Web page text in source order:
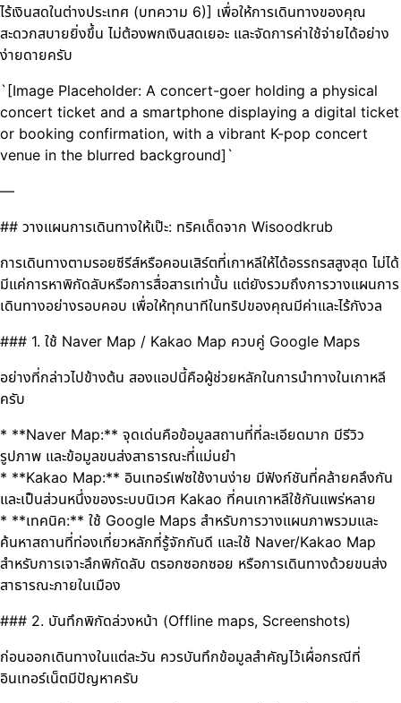
ไร้เงินสดในต่างประเทศ (บทความ 6)] เพื่อให้การเดินทางของคุณ
สะดวกสบายยิ่งขึ้น ไม่ต้องพกเงินสดเยอะ และจัดการค่าใช้จ่ายได้อย่าง
ง่ายดายครับ
`[Image Placeholder: A concert-goer holding a physical
concert ticket and a smartphone displaying a digital ticket
or booking confirmation, with a vibrant K-pop concert
venue in the blurred background]`
—
## วางแผนการเดินทางให้เป๊ะ: ทริคเด็ดจาก Wisoodkrub
การเดินทางตามรอยซีรีส์หรือคอนเสิร์ตที่เกาหลีให้ได้อรรถรสสูงสุด ไม่ได้
มีแค่การหาพิกัดลับหรือการสื่อสารเท่านั้น แต่ยังรวมถึงการวางแผนการ
เดินทางอย่างรอบคอบ เพื่อให้ทุกนาทีในทริปของคุณมีค่าและไร้กังวล
### 1. ใช้ Naver Map / Kakao Map ควบคู่ Google Maps
อย่างที่กล่าวไปข้างต้น สองแอปนี้คือผู้ช่วยหลักในการนำทางในเกาหลี
ครับ
* **Naver Map:** จุดเด่นคือข้อมูลสถานที่ที่ละเอียดมาก มีรีวิว
รูปภาพ และข้อมูลขนส่งสาธารณะที่แม่นยำ
* **Kakao Map:** อินเทอร์เฟซใช้งานง่าย มีฟังก์ชันที่คล้ายคลึงกัน
และเป็นส่วนหนึ่งของระบบนิเวศ Kakao ที่คนเกาหลีใช้กันแพร่หลาย
* **เทคนิค:** ใช้ Google Maps สำหรับการวางแผนภาพรวมและ
ค้นหาสถานที่ท่องเที่ยวหลักที่รู้จักกันดี และใช้ Naver/Kakao Map
สำหรับการเจาะลึกพิกัดลับ ตรอกซอกซอย หรือการเดินทางด้วยขนส่ง
สาธารณะภายในเมือง
### 2. บันทึกพิกัดล่วงหน้า (Offline maps, Screenshots)
ก่อนออกเดินทางในแต่ละวัน ควรบันทึกข้อมูลสำคัญไว้เผื่อกรณีที่
อินเทอร์เน็ตมีปัญหาครับ